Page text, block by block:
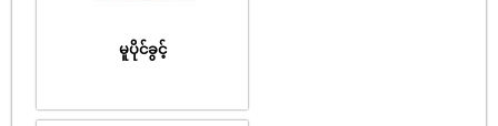
မူပိုင်ခွင့်